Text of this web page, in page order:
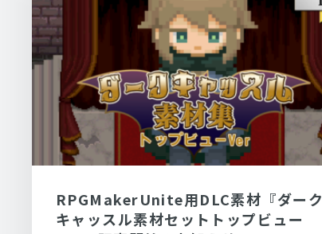
RPGMakerUnite用DLC素材『ダーク
キャッスル素材セットトップビュー